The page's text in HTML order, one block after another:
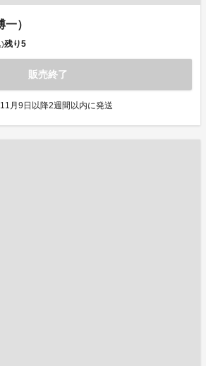
）
残り5
販売終了
月9日以降2週間以内に発送